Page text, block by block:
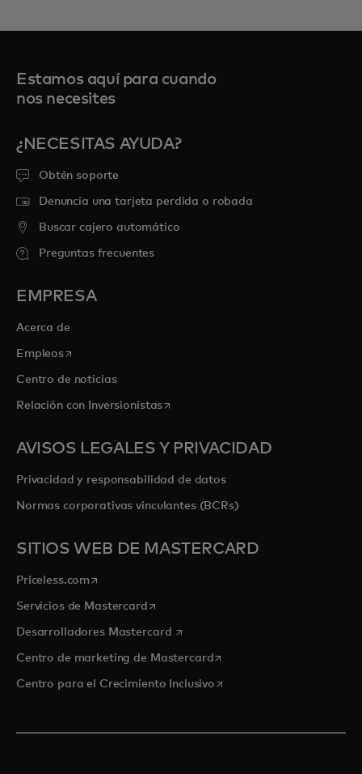
Estamos aquí para cuando
nos necesites
¿NECESITAS AYUDA?
Obtén soporte
Denuncia una tarjeta perdida o robada
Buscar cajero automático
Preguntas frecuentes
EMPRESA
Acerca de
Empleosse abre en una pestaña nueva
Centro de noticias
Relación con Inversionistasse abre en una pestaña nueva
AVISOS LEGALES Y PRIVACIDAD
Privacidad y responsabilidad de datos
Normas corporativas vinculantes (BCRs)
SITIOS WEB DE MASTERCARD
Priceless.com se abre en una pestaña nueva
Servicios de Mastercardse abre en una pestaña nueva
Desarrolladores Mastercard se abre en una pestaña nueva
Centro de marketing de Mastercardse abre en una pestaña
Centro para el Crecimiento Inclusivose abre en una pestaña